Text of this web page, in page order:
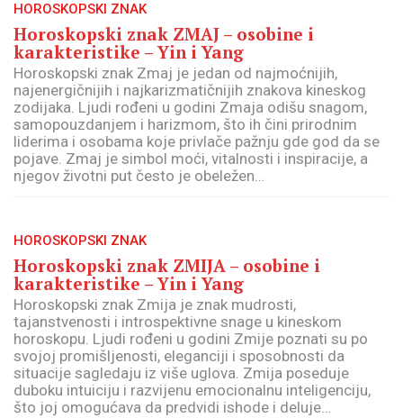
HOROSKOPSKI ZNAK
Horoskopski znak ZMAJ – osobine i
karakteristike – Yin i Yang
Horoskopski znak Zmaj je jedan od najmoćnijih,
najenergičnijih i najkarizmatičnijih znakova kineskog
zodijaka. Ljudi rođeni u godini Zmaja odišu snagom,
samopouzdanjem i harizmom, što ih čini prirodnim
liderima i osobama koje privlače pažnju gde god da se
pojave. Zmaj je simbol moći, vitalnosti i inspiracije, a
njegov životni put često je obeležen…
HOROSKOPSKI ZNAK
Horoskopski znak ZMIJA – osobine i
karakteristike – Yin i Yang
Horoskopski znak Zmija je znak mudrosti,
tajanstvenosti i introspektivne snage u kineskom
horoskopu. Ljudi rođeni u godini Zmije poznati su po
svojoj promišljenosti, eleganciji i sposobnosti da
situacije sagledaju iz više uglova. Zmija poseduje
duboku intuiciju i razvijenu emocionalnu inteligenciju,
što joj omogućava da predvidi ishode i deluje…